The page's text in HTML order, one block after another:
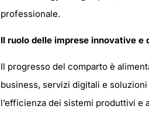
professionale.
Il ruolo delle imprese innovative e
Il progresso del comparto è
business, servizi digitali e
l’efficienza dei sistemi produttivi